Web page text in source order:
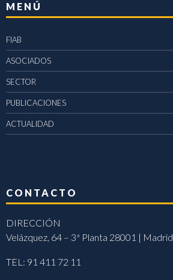
MENÚ
FIAB
ASOCIADOS
SECTOR
PUBLICACIONES
ACTUALIDAD
CONTACTO
DIRECCIÓN
Velázquez, 64 – 3ª Planta 28001 | Madrid
TEL: 91 411 72 11